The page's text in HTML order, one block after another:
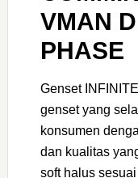
VMAN
PHASE
Genset
genset yang
konsumen
dan kualitas
soft halus